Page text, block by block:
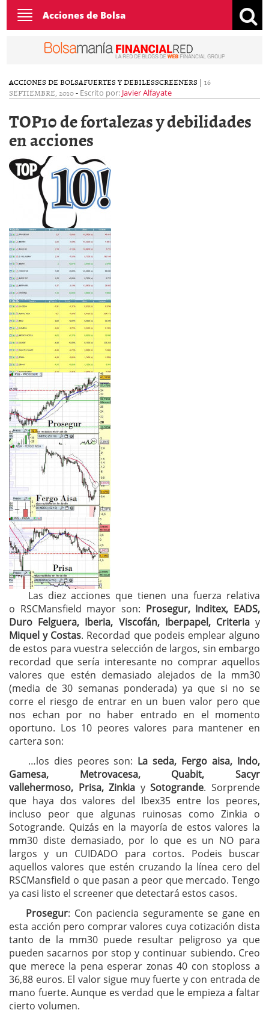
Toggle
navigation
Acciones de Bolsa
ACCIONES DE BOLSAFUERTES Y DEBILESSCREENERS | 16
SEPTIEMBRE, 2010- Escrito por: Javier Alfayate
TOP10 de fortalezas y debilidades
en acciones
Las diez acciones que tienen una fuerza relativa
o RSCMansfield mayor son: Prosegur, Inditex, EADS,
Duro Felguera, Iberia, Viscofán, Iberpapel, Criteriay
Miquel y Costas. Recordad que podeis emplear alguno
de estos para vuestra selección de largos, sin embargo
recordad que sería interesante no comprar aquellos
valores que estén demasiado alejados de la mm30
(media de 30 semanas ponderada) ya que si no se
corre el riesgo de entrar en un buen valor pero que
nos echan por no haber entrado en el momento
oportuno. Los 10 peores valores para mantener en
cartera son:
…los dies peores son: La seda, Fergo aisa, Indo,
Gamesa, Metrovacesa, Quabit, Sacyr
vallehermoso, Prisa, Zinkia ySotogrande. Sorprende
que haya dos valores del Ibex35 entre los peores,
incluso peor que algunas ruinosas como Zinkia o
Sotogrande. Quizás en la mayoría de estos valores la
mm30 diste demasiado, por lo que es un NO para
largos y un CUIDADO para cortos. Podeis buscar
aquellos valores que estén cruzando la línea cero del
RSCMansfield o que pasan a peor que mercado. Tengo
ya casi listo el screener que detectará estos casos.
Prosegur: Con paciencia seguramente se gane en
esta acción pero comprar valores cuya cotización dista
tanto de la mm30 puede resultar peligroso ya que
pueden sacarnos por stop y continuar subiendo. Creo
que merece la pena esperar zonas 40 con stoploss a
36,88 euros. El valor sigue muy fuerte y con entrada de
mano fuerte. Aunque es verdad que le empieza a faltar
cierto volumen.